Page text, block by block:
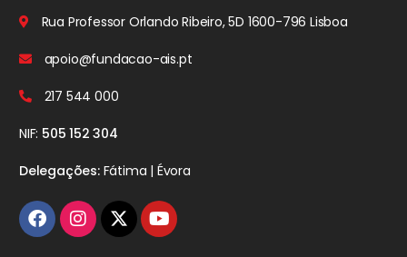
Rua Professor Orlando Ribeiro, 5D 1600-796 Lisboa
apoio@fundacao-ais.pt
217 544 000
NIF: 505 152 304
Delegações:Fátima | Évora